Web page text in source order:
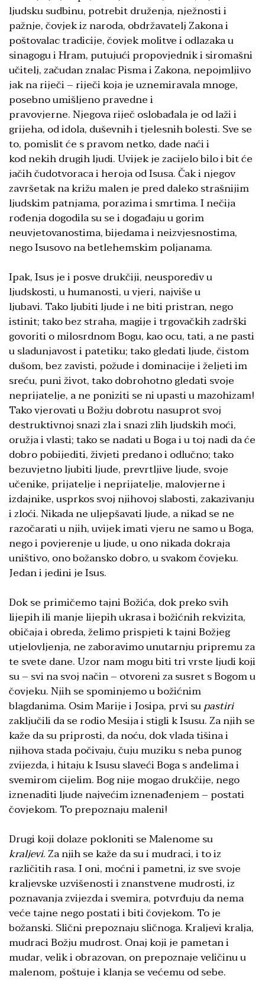
ljudsku sudbinu, potrebit druženja, nježnosti i
pažnje, čovjek iz naroda, obdržavatelj Zakona i
poštovalac tradicije, čovjek molitve i odlazaka u
sinagogu i Hram, putujući propovjednik i siromašni
učitelj, začudan znalac Pisma i Zakona, nepojmljivo
jak na riječi – riječi koja je uznemiravala mnoge,
posebno umišljeno pravedne i
pravovjerne. Njegova riječ oslobađala je od laži i
grijeha, od idola, duševnih i tjelesnih bolesti. Sve se
to, pomislit će s pravom netko, dade naći i
kod nekih drugih ljudi. Uvijek je zacijelo bilo i bit će
jačih čudotvoraca i heroja od Isusa. Čak i njegov
završetak na križu malen je pred daleko strašnijim
ljudskim patnjama, porazima i smrtima. I nečija
rođenja dogodila su se i događaju u gorim
neuvjetovanostima, bijedama i neizvjesnostima,
nego Isusovo na betlehemskim poljanama.
Ipak, Isus je i posve drukčiji, neusporediv u
ljudskosti, u humanosti, u vjeri, najviše u
ljubavi. Tako ljubiti ljude i ne biti pristran, nego
istinit; tako bez straha, magije i trgovačkih zadrški
govoriti o milosrdnom Bogu, kao ocu, tati, a ne pasti
u sladunjavost i patetiku; tako gledati ljude, čistom
dušom, bez zavisti, požude i dominacije i željeti im
sreću, puni život, tako dobrohotno gledati svoje
neprijatelje, a ne poniziti se ni upasti u mazohizam!
Tako vjerovati u Božju dobrotu nasuprot svoj
destruktivnoj snazi zla i snazi zlih ljudskih moći,
oružja i vlasti; tako se nadati u Boga i u toj nadi da će
dobro pobijediti, živjeti predano i odlučno; tako
bezuvjetno ljubiti ljude, prevrtljive ljude, svoje
učenike, prijatelje i neprijatelje, malovjerne i
izdajnike, usprkos svoj njihovoj slabosti, zakazivanju
i zloći. Nikada ne uljepšavati ljude, a nikad se ne
razočarati u njih, uvijek imati vjeru ne samo u Boga,
nego i povjerenje u ljude, u ono nikada dokraja
uništivo, ono božansko dobro, u svakom čovjeku.
Jedan i jedini je Isus.
Dok se primičemo tajni Božića, dok preko svih
lijepih ili manje lijepih ukrasa i božićnih rekvizita,
običaja i obreda, želimo prispjeti k tajni Božjeg
utjelovljenja, ne zaboravimo unutarnju pripremu za
te svete dane. Uzor nam mogu biti tri vrste ljudi koji
su – svi na svoj način – otvoreni za susret s Bogom u
čovjeku. Njih se spominjemo u božićnim
blagdanima. Osim Marije i Josipa, prvi supastiri
zaključili da se rodio Mesija i stigli k Isusu. Za njih se
kaže da su priprosti, da noću, dok vlada tišina i
njihova stada počivaju, čuju muziku s neba punog
zvijezda, i hitaju k Isusu slaveći Boga s anđelima i
svemirom cijelim. Bog nije mogao drukčije, nego
iznenaditi ljude najvećim iznenađenjem – postati
čovjekom. To prepoznaju maleni!
Drugi koji dolaze pokloniti se Malenome su
kraljevi. Za njih se kaže da su i mudraci, i to iz
različitih rasa. I oni, moćni i pametni, iz sve svoje
kraljevske uzvišenosti i znanstvene mudrosti, iz
poznavanja zvijezda i svemira, potvrđuju da nema
veće tajne nego postati i biti čovjekom. To je
božanski. Slični prepoznaju sličnoga. Kraljevi kralja,
mudraci Božju mudrost. Onaj koji je pametan i
mudar, velik i obrazovan, on prepoznaje veličinu u
malenom, poštuje i klanja se većemu od sebe.